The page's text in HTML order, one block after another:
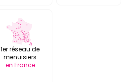
1er réseau de
menuisiers
en France